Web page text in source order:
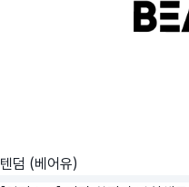
텐덤 (베어유)